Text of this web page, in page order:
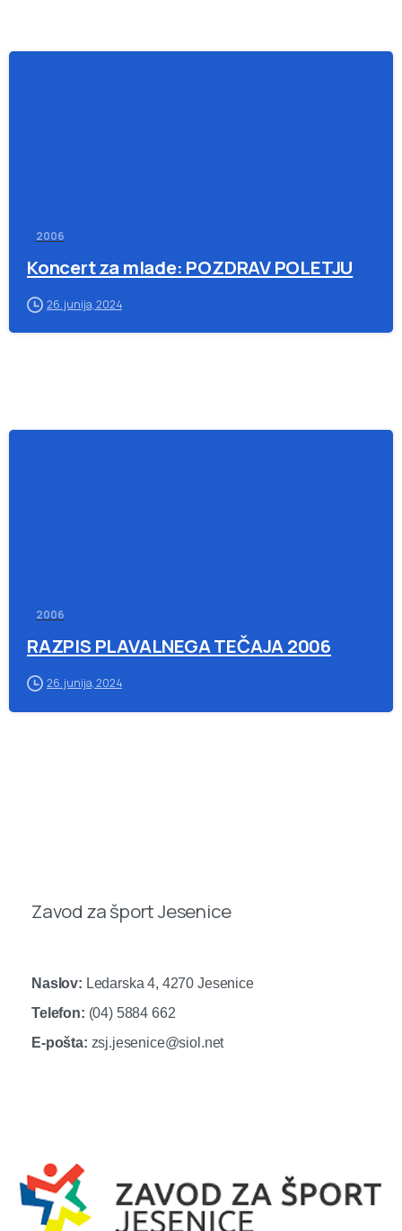
2006
Koncert za mlade: POZDRAV POLETJU
26. junija, 2024
2006
RAZPIS PLAVALNEGA TEČAJA 2006
26. junija, 2024
Zavod za šport Jesenice
Naslov: Ledarska 4, 4270 Jesenice
Telefon: (04) 5884 662
E-pošta: zsj.jesenice@siol.net